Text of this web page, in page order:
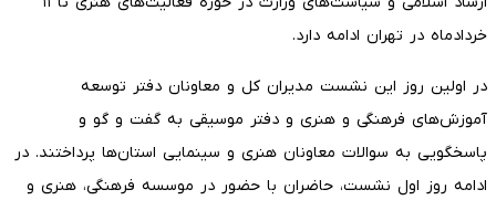
خردادماه در تهران ادامه دارد.
در اولین روز این نشست مدیران کل و معاونان دفتر توسعه
آموزش‌های فرهنگی و هنری و دفتر موسیقی به گفت و گو و
پاسخگویی به سوالات معاونان هنری و سینمایی استان‌ها پرداختند. در
ادامه روز اول نشست، حاضران با حضور در موسسه فرهنگی، هنری و